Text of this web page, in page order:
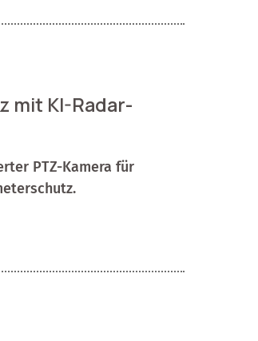
mit KI-Radar-
PTZ-Kamera für